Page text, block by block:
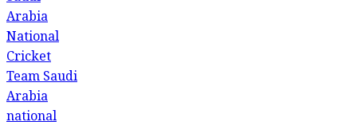
Arabia
National
Cricket
TeamSaudi
Arabia